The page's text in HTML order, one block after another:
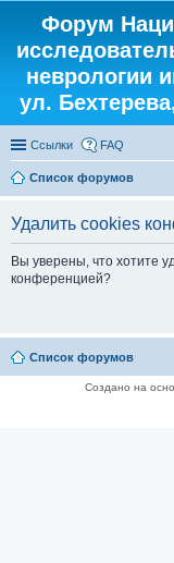
Форум
неврологии
ул.
Ссылки FAQ
Список форумов
Удалить cookies
Вы уверены, что хотите
конференцией?
Список форумов
Создано на